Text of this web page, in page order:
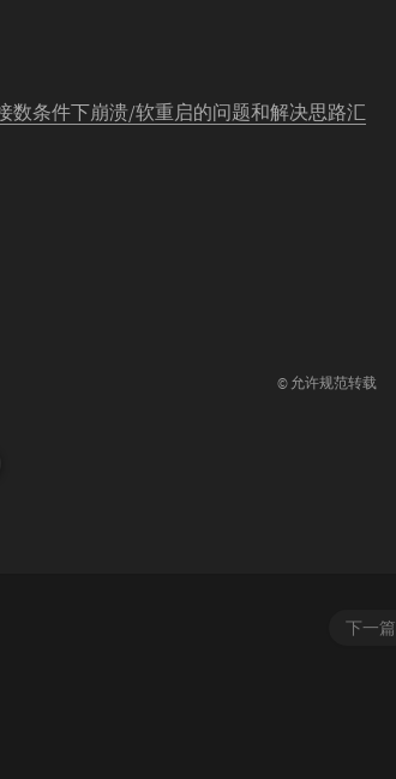
数条件下崩溃/软重启的问题和解决思路汇
© 允许规范转载
下一篇